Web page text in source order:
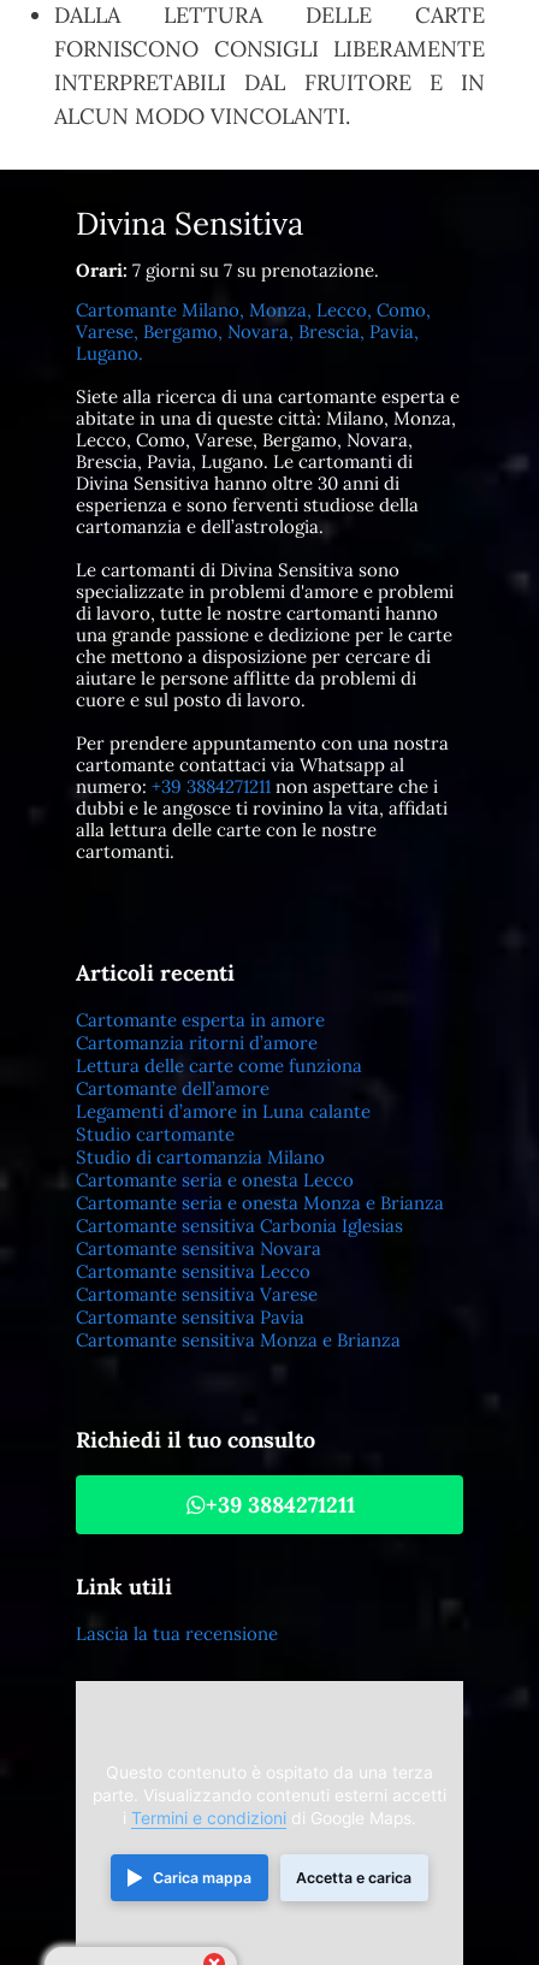
DALLA LETTURA DELLE CARTE
FORNISCONO CONSIGLI LIBERAMENTE
INTERPRETABILI DAL FRUITORE E IN
ALCUN MODO VINCOLANTI.
Divina Sensitiva
Orari: 7 giorni su 7 su prenotazione.
Cartomante Milano, Monza, Lecco, Como,
Varese, Bergamo, Novara, Brescia, Pavia,
Lugano.
Siete alla ricerca di una cartomante esperta e
abitate in una di queste città: Milano, Monza,
Lecco, Como, Varese, Bergamo, Novara,
Brescia, Pavia, Lugano. Le cartomanti di
Divina Sensitiva hanno oltre 30 anni di
esperienza e sono ferventi studiose della
cartomanzia e dell’astrologia.
Le cartomanti di Divina Sensitiva sono
specializzate in problemi d'amore e problemi
di lavoro, tutte le nostre cartomanti hanno
una grande passione e dedizione per le carte
che mettono a disposizione per cercare di
aiutare le persone afflitte da problemi di
cuore e sul posto di lavoro.
Per prendere appuntamento con una nostra
cartomante contattaci via Whatsapp al
numero: +39 3884271211non aspettare che i
dubbi e le angosce ti rovinino la vita, affidati
alla lettura delle carte con le nostre
cartomanti.
Articoli recenti
Cartomante esperta in amore
Cartomanzia ritorni d’amore
Lettura delle carte come funziona
Cartomante dell’amore
Legamenti d’amore in Luna calante
Studio cartomante
Studio di cartomanzia Milano
Cartomante seria e onesta Lecco
Cartomante seria e onesta Monza e Brianza
Cartomante sensitiva Carbonia Iglesias
Cartomante sensitiva Novara
Cartomante sensitiva Lecco
Cartomante sensitiva Varese
Cartomante sensitiva Pavia
Cartomante sensitiva Monza e Brianza
Richiedi il tuo consulto
+39 3884271211
Link utili
Lascia la tua recensione
Questo contenuto è ospitato da una terza
parte. Visualizzando contenuti esterni accetti
i Termini e condizioni di Google Maps.
Carica mappa Accetta e carica